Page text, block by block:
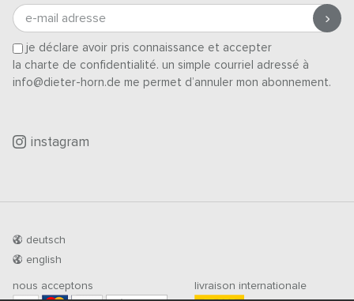
e-mail adresse
je déclare avoir pris connaissance et accepter
la charte de confidentialité. un simple courriel adressé à
info@dieter-horn.de me permet d’annuler mon abonnement.
instagram
deutsch
english
nous acceptons livraison internationale